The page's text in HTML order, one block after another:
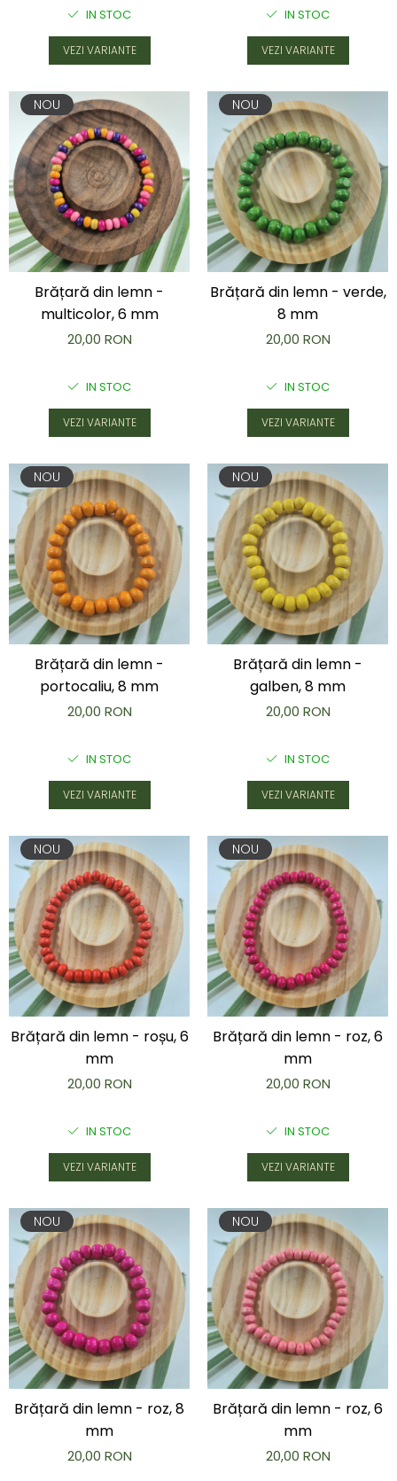
IN STOC
VEZI VARIANTE
IN STOC
VEZI VARIANTE
NOU
Brățară din lemn -
multicolor, 6 mm
20,00 RON
IN STOC
VEZI VARIANTE
NOU
Brățară din lemn - verde,
8 mm
20,00 RON
IN STOC
VEZI VARIANTE
NOU
Brățară din lemn -
portocaliu, 8 mm
20,00 RON
IN STOC
VEZI VARIANTE
NOU
Brățară din lemn -
galben, 8 mm
20,00 RON
IN STOC
VEZI VARIANTE
NOU
Brățară din lemn - roșu, 6
mm
20,00 RON
IN STOC
VEZI VARIANTE
NOU
Brățară din lemn - roz, 6
mm
20,00 RON
IN STOC
VEZI VARIANTE
NOU
Brățară din lemn - roz, 8
mm
20,00 RON
NOU
Brățară din lemn - roz, 6
mm
20,00 RON